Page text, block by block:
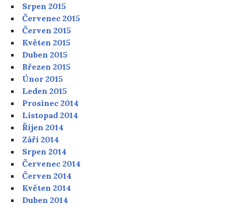
Srpen 2015
Červenec 2015
Červen 2015
Květen 2015
Duben 2015
Březen 2015
Únor 2015
Leden 2015
Prosinec 2014
Listopad 2014
Říjen 2014
Září 2014
Srpen 2014
Červenec 2014
Červen 2014
Květen 2014
Duben 2014